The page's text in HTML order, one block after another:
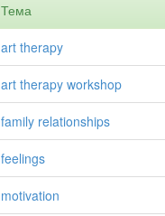
Тема
art therapy
art therapy workshop
family relationships
feelings
motivation